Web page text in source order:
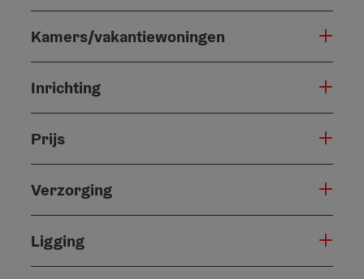
Kamers/vakantiewoningen
Inrichting
Prijs
Verzorging
Ligging